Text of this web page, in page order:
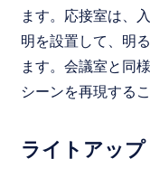
ます。応接室は、
明を設置して、明
ます。会議室と同
シーンを再現する
ライトアップ